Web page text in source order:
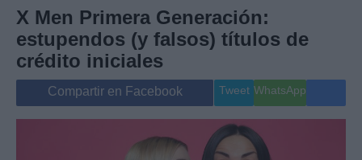
Internacional
Viajes
Gente
Musica
X Men Primera Generación:
estupendos (y falsos) títulos de
crédito iniciales
Compartir en Facebook Tweet WhatsApp